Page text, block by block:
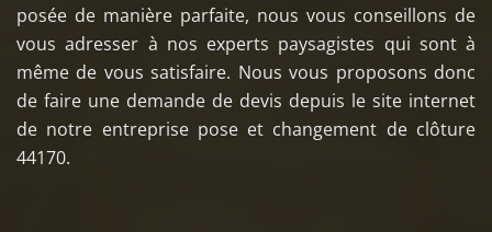
posée de manière parfaite, nous vous conseillons de
vous adresser à nos experts paysagistes qui sont à
même de vous satisfaire. Nous vous proposons donc
de faire une demande de devis depuis le site internet
de notre entreprise pose et changement de clôture
44170.